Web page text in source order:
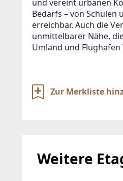
und vereint urbanen
Bedarfs – von Schulen
erreichbar. Auch die
unmittelbarer Nähe,
Umland und
Zur Merkliste
Weitere